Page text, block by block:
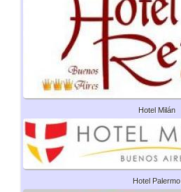
Hotel Milán
Hotel Palermo